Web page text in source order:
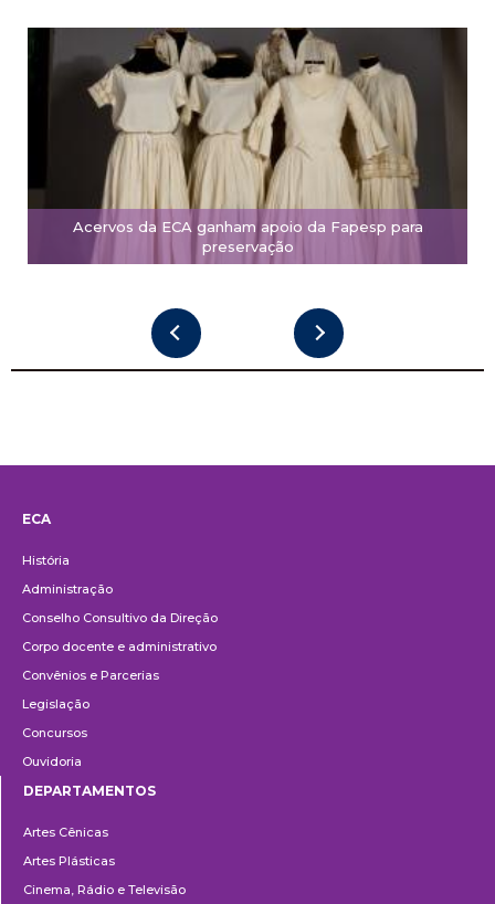
Acervos da ECA ganham apoio da Fapesp para
preservação
ECA
História
Administração
Conselho Consultivo da Direção
Corpo docente e administrativo
Convênios e Parcerias
Legislação
Concursos
Ouvidoria
DEPARTAMENTOS
Artes Cênicas
Artes Plásticas
Cinema, Rádio e Televisão